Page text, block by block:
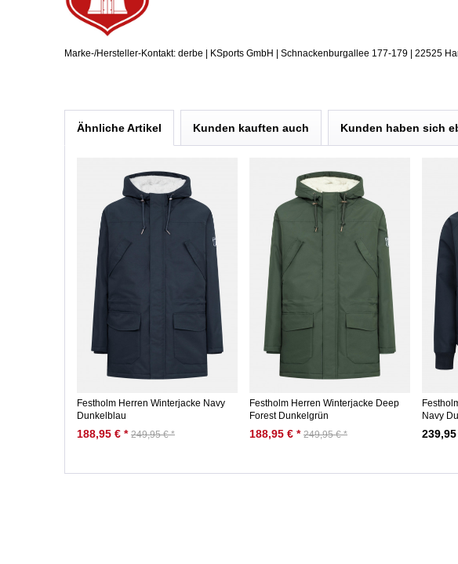
Marke-/Hersteller-Kontakt: derbe | KSports GmbH | Schnackenburgallee 177-179 | 22525
Ähnliche Artikel Kunden kauften auch Kunden haben sich
Festholm Herren Winterjacke Navy
Dunkelblau
188,95 € * 249,95 € *
Festholm Herren Winterjacke Deep
Forest Dunkelgrün
188,95 € * 249,95 € *
Navy